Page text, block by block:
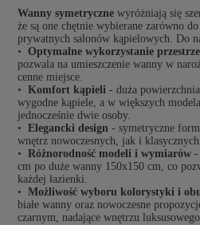
Wanny symetryczne wyróżniają się
że są one chętnie wybierane zarówno
prywatnych salonów kąpielowych. Do
Optymalne wykorzystanie
pozwala na umieszczenie wanny w
cenne miejsce.
Komfort kąpieli - duża
wygodne kąpiele, a w większych
jednocześnie dwie osoby.
Elegancki design - symetryczne
wnętrz nowoczesnych, jak i
Różnorodność modeli i wymiarów -
cm po duże wanny 150x150 cm, co
każdej łazienki.
Możliwość wyboru kolorystyki i
białe wanny oraz nowoczesne
czarnym, nadające wnętrzu